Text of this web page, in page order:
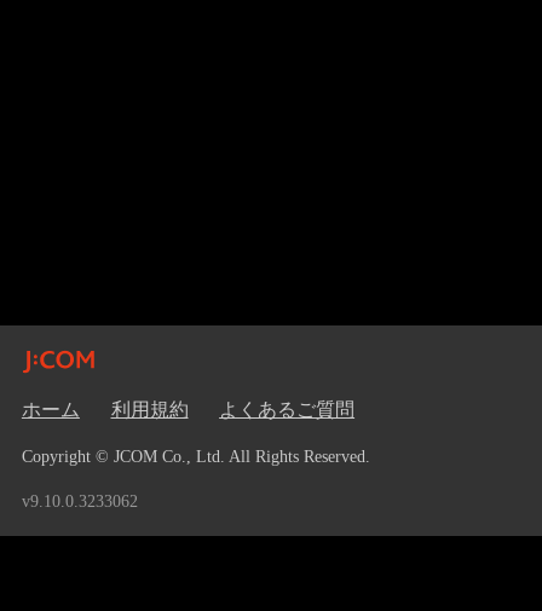
ホーム 利用規約 よくあるご質問
Copyright © JCOM Co., Ltd. All Rights Reserved.
v9.10.0.3233062